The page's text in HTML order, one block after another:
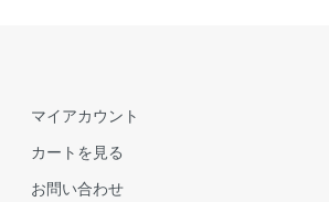
マイアカウント
カートを見る
お問い合わせ